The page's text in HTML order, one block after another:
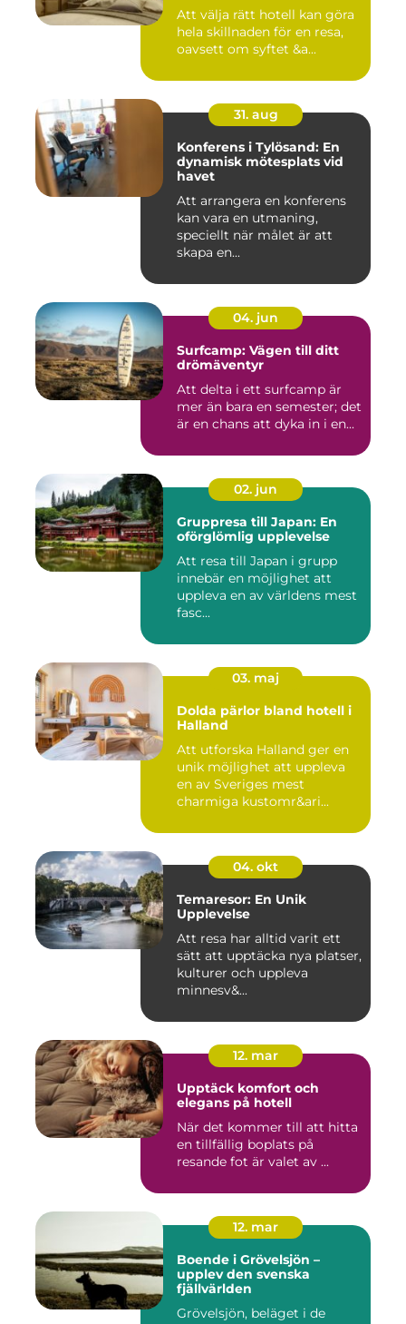
Att välja rätt hotell kan göra
hela skillnaden för en resa,
oavsett om syftet &a...
31. aug
Konferens i Tylösand: En
dynamisk mötesplats vid
havet
Att arrangera en konferens
kan vara en utmaning,
speciellt när målet är att
skapa en...
04. jun
Surfcamp: Vägen till ditt
drömäventyr
Att delta i ett surfcamp är
mer än bara en semester; det
är en chans att dyka in i en...
02. jun
Gruppresa till Japan: En
oförglömlig upplevelse
Att resa till Japan i grupp
innebär en möjlighet att
uppleva en av världens mest
fasc...
03. maj
Dolda pärlor bland hotell i
Halland
Att utforska Halland ger en
unik möjlighet att uppleva
en av Sveriges mest
charmiga kustomr&ari...
04. okt
Temaresor: En Unik
Upplevelse
Att resa har alltid varit ett
sätt att upptäcka nya platser,
kulturer och uppleva
minnesv&...
12. mar
Upptäck komfort och
elegans på hotell
När det kommer till att hitta
en tillfällig boplats på
resande fot är valet av ...
12. mar
Boende i Grövelsjön –
upplev den svenska
fjällvärlden
Grövelsjön, beläget i de